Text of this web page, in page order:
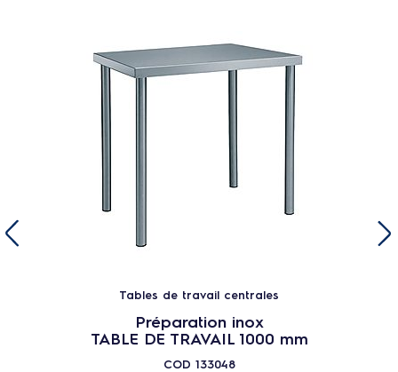
Tables de travail centrales
Préparation inox
TABLE DE TRAVAIL 1000 mm
COD 133048